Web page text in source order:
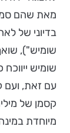
בדיוני של
שומיש"),
שומיש
עם זאת, ועם
קסמן של
מיוחדת